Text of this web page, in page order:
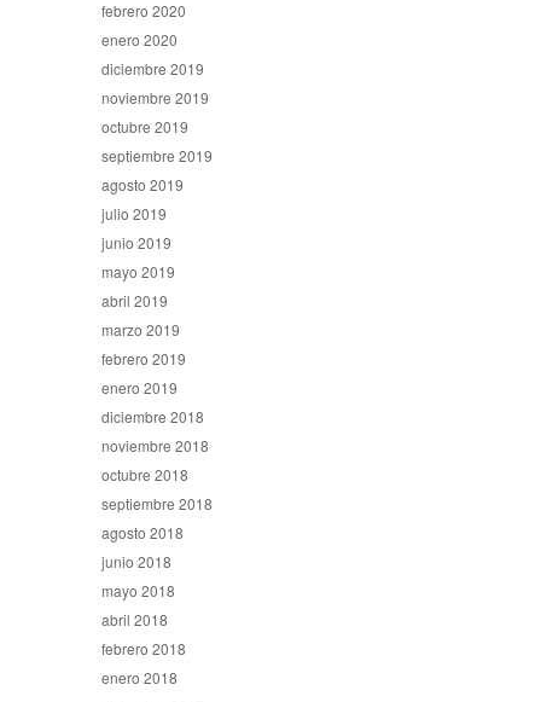
febrero 2020
enero 2020
diciembre 2019
noviembre 2019
octubre 2019
septiembre 2019
agosto 2019
julio 2019
junio 2019
mayo 2019
abril 2019
marzo 2019
febrero 2019
enero 2019
diciembre 2018
noviembre 2018
octubre 2018
septiembre 2018
agosto 2018
junio 2018
mayo 2018
abril 2018
febrero 2018
enero 2018